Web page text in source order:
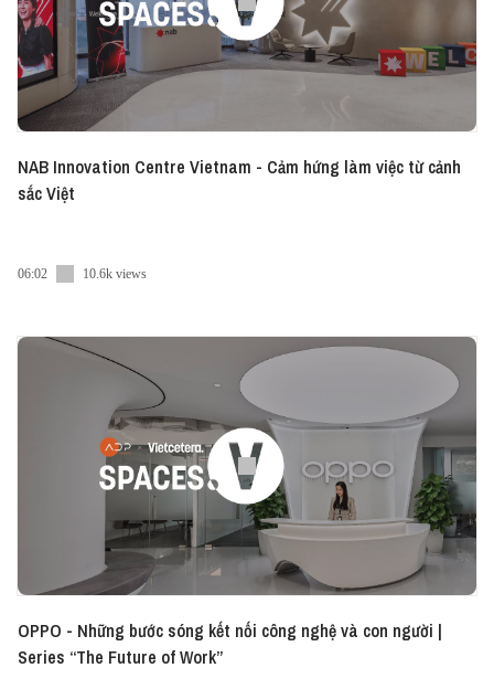
NAB Innovation Centre Vietnam - Cảm hứng làm việc từ cảnh
sắc Việt
06:02 10.6k views
OPPO - Những bước sóng kết nối công nghệ và con người |
Series “The Future of Work”